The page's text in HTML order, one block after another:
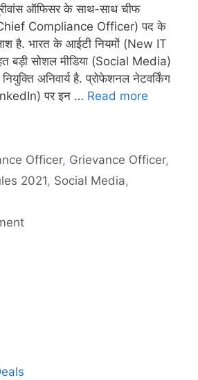
ऑफिसर के साथ-साथ चीफ
Compliance Officer) पद के
है. भारत के आईटी नियमों (New IT
बड़ी सोशल मीडिया (Social Media)
अनिवार्य है. प्रोफेशनल नेटवर्किंग
पर इन … Read more
Officer, Grievance Officer,
2021, Social Media,